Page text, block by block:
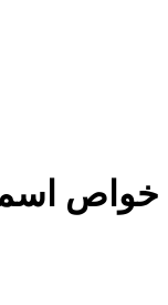
خواص